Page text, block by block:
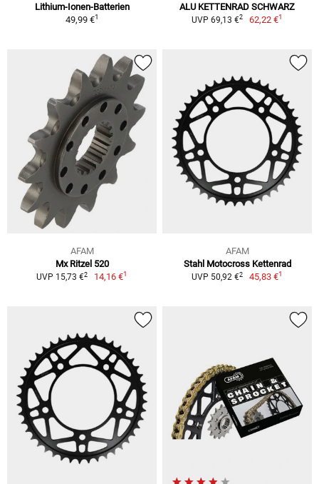
Lithium-Ionen-Batterien
49,99 €1
ALU KETTENRAD SCHWARZ
UVP 69,13 €2 62,22 €1
AFAM
Mx Ritzel 520
UVP 15,73 €2 14,16 €1
AFAM
Stahl Motocross Kettenrad
UVP 50,92 €2 45,83 €1